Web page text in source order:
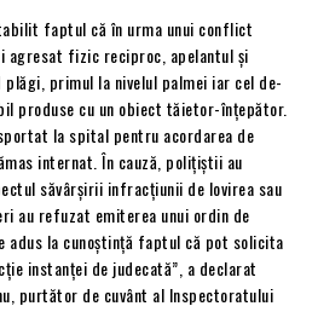
faptul că în urma unui conflict
fizic reciproc, apelantul și
primul la nivelul palmei iar cel de-
produse cu un obiect tăietor-înțepător.
la spital pentru acordarea de
internat. În cauză, polițiștii au
săvârșirii infracțiunii de lovirea sau
au refuzat emiterea unui ordin de
la cunoștință faptul că pot solicita
instanței de judecată”, a declarat
purtător de cuvânt al Inspectoratului